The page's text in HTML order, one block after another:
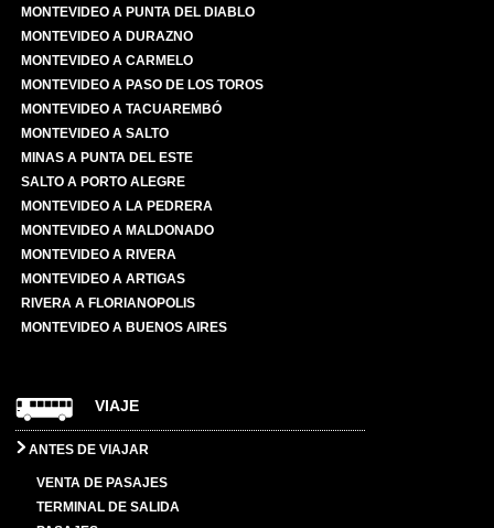
MONTEVIDEO A PUNTA DEL DIABLO
MONTEVIDEO A DURAZNO
MONTEVIDEO A CARMELO
MONTEVIDEO A PASO DE LOS TOROS
MONTEVIDEO A TACUAREMBÓ
MONTEVIDEO A SALTO
MINAS A PUNTA DEL ESTE
SALTO A PORTO ALEGRE
MONTEVIDEO A LA PEDRERA
MONTEVIDEO A MALDONADO
MONTEVIDEO A RIVERA
MONTEVIDEO A ARTIGAS
RIVERA A FLORIANOPOLIS
MONTEVIDEO A BUENOS AIRES
VIAJE
ANTES DE VIAJAR
VENTA DE PASAJES
TERMINAL DE SALIDA